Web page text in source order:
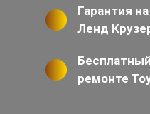
Гарантия
Ленд
ремонте